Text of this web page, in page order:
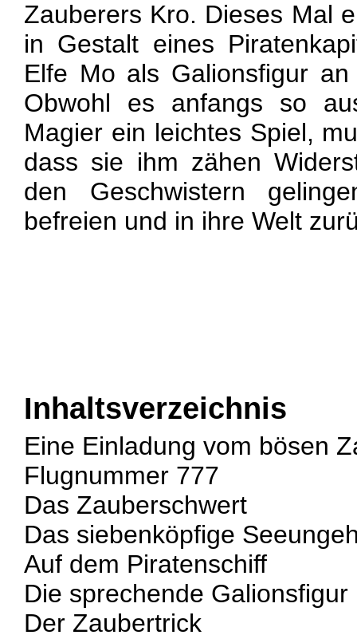
Zauberers Kro. Dieses Mal
in Gestalt eines
Elfe Mo als Galionsfigur
Obwohl es anfangs so
Magier ein leichtes Spiel,
dass sie ihm zähen
den Geschwistern
befreien und in ihre Welt
Inhaltsverzeichnis
Eine Einladung vom bösen
Flugnummer 777
Das Zauberschwert
Das siebenköpfige
Auf dem Piratenschiff
Die sprechende Galionsfigur
Der Zaubertrick